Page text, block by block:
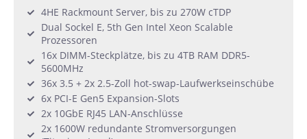
4HE Rackmount Server, bis zu 270W cTDP
Dual Sockel E, 5th Gen Intel Xeon Scalable
Prozessoren
16x DIMM-Steckplätze, bis zu 4TB RAM DDR5-
5600MHz
36x 3.5 + 2x 2.5-Zoll hot-swap-Laufwerkseinschübe
6x PCI-E Gen5 Expansion-Slots
2x 10GbE RJ45 LAN-Anschlüsse
2x 1600W redundante Stromversorgungen